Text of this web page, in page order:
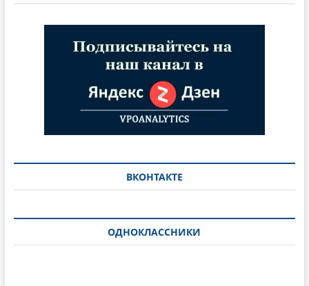
ВКОНТАКТЕ
ОДНОКЛАССНИКИ